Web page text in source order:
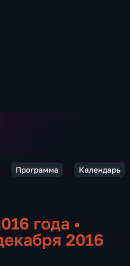
Программа Календарь
года •
2016